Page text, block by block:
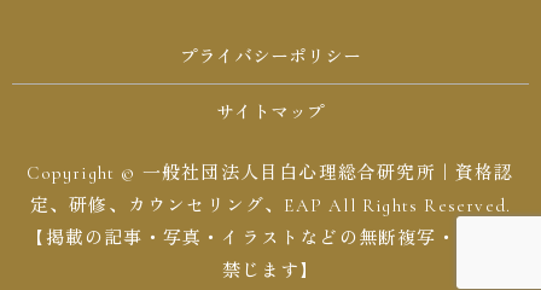
プライバシーポリシー
サイトマップ
Copyright © 一般社団法人目白心理総合研究所｜資格認
定、研修、カウンセリング、EAP All Rights Reserved.
【掲載の記事・写真・イラストなどの無断複写・転載を
禁じます】